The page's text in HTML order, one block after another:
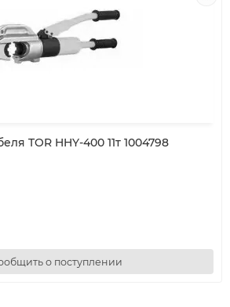
TOR HHY-400 11т 1004798
о поступлении